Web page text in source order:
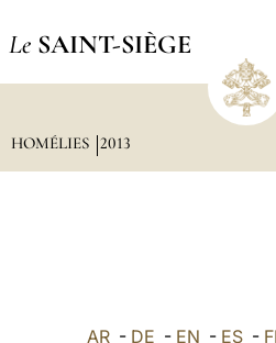
Le SAINT-SIÈGE
HOMÉLIES 2013
AR - DE - EN - ES -